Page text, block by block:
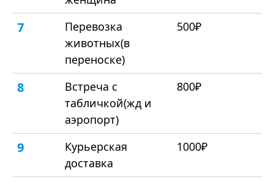
7
Перевозка
животных(в
переноске)
500₽
8
Встреча с
табличкой(жд и
аэропорт)
800₽
9
Курьерская
доставка
1000₽